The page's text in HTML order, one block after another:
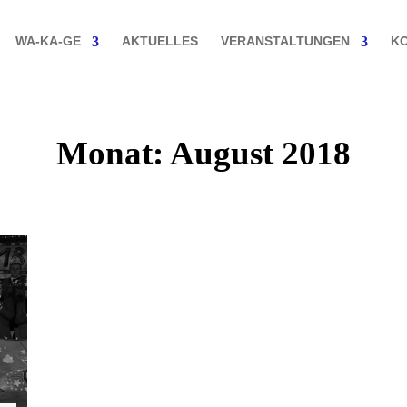
WA-KA-GE AKTUELLES VERANSTALTUNGEN
Monat: August 2018